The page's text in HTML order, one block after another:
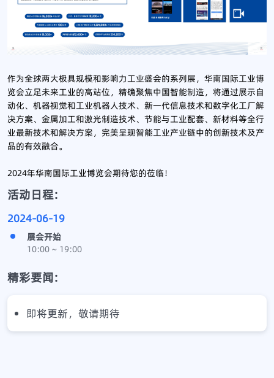
作为全球两大极具规模和影响力工业盛会的系列展，华南国际工业博
览会立足未来工业的高站位，精确聚焦中国智能制造，将通过展示自
动化、机器视觉和工业机器人技术、新一代信息技术和数字化工厂解
决方案、金属加工和激光制造技术、节能与工业配套、新材料等全行
业最新技术和解决方案，完美呈现智能工业产业链中的创新技术及产
品的有效融合。
2024年华南国际工业博览会期待您的莅临！
活动日程:
2024-06-19
展会开始
10:00 ~ 19:00
精彩要闻:
即将更新，敬请期待